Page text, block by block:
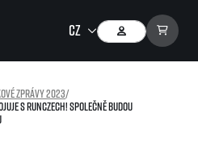
zprávy 2023/
s RunCzech! Společně budou